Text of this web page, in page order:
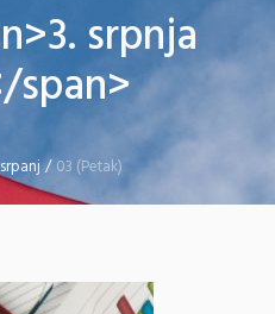
srpnja
span>
srpanj/03 (Petak)